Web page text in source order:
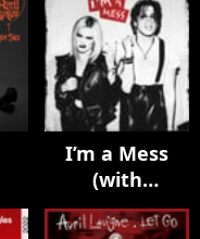
I’m a Mess
(with
YUNGBLUD)